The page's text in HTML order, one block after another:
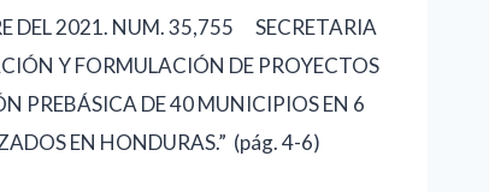
DEL 2021. NUM. 35,755 SECRETARIA
Y FORMULACIÓN DE PROYECTOS
PREBÁSICA DE 40 MUNICIPIOS EN 6
EN HONDURAS.” (pág. 4-6)